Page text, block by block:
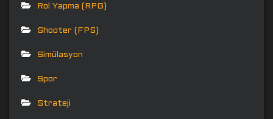
Rol Yapma (RPG)
Shooter (FPS)
Simülasyon
Spor
Strateji